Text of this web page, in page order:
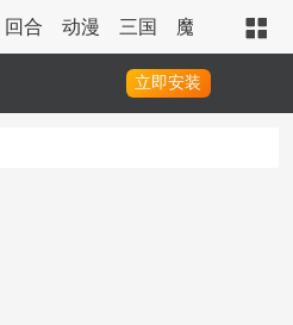
回合 动漫 三国 魔幻 策略
立即安装